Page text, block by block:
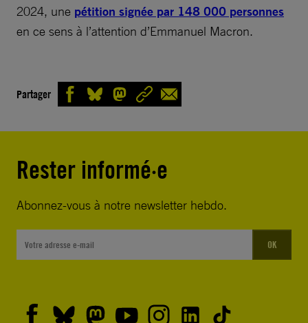
2024, une pétition signée par 148 000 personnes
en ce sens à l’attention d’Emmanuel Macron.
Partager
Rester informé·e
Abonnez-vous à notre newsletter hebdo.
OK